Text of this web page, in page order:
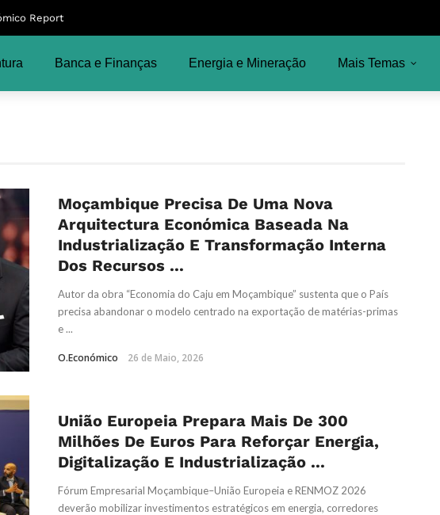
Report
Banca e Finanças Energia e Mineração Mais Temas
Moçambique Precisa De Uma Nova
Arquitectura Económica Baseada Na
Industrialização E Transformação Interna
Dos Recursos ...
Autor da obra “Economia do Caju em Moçambique” sustenta que o País
precisa abandonar o modelo centrado na exportação de matérias-primas
e ...
O.Económico 26 de Maio, 2026
União Europeia Prepara Mais De 300
Milhões De Euros Para Reforçar Energia,
Digitalização E Industrialização ...
Fórum Empresarial Moçambique–União Europeia e RENMOZ 2026
deverão mobilizar investimentos estratégicos em energia, corredores